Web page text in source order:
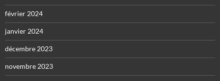
février 2024
janvier 2024
décembre 2023
novembre 2023